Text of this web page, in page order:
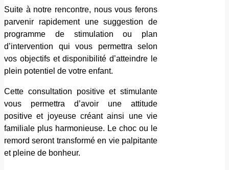
Suite à notre rencontre, nous vous ferons
parvenir rapidement une suggestion de
programme de stimulation ou plan
d’intervention qui vous permettra selon
vos objectifs et disponibilité d’atteindre le
plein potentiel de votre enfant.
Cette consultation positive et stimulante
vous permettra d’avoir une attitude
positive et joyeuse créant ainsi une vie
familiale plus harmonieuse. Le choc ou le
remord seront transformé en vie palpitante
et pleine de bonheur.